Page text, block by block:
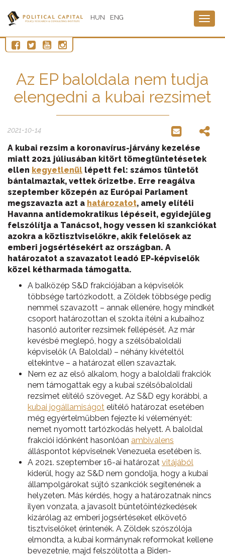
HUN ENG
Az EP baloldala nem tudja
elengedni a kubai rezsimet
2021-10-14
A kubai rezsim a koronavírus-járvány kezelése
miatt 2021 júliusában kitört tömegtüntetésetek
ellen kegyetlenül lépett fel: számos tüntetőt
bántalmaztak, vettek őrizetbe. Erre reagálva
szeptember közepén az Európai Parlament
megszavazta azt a határozatot, amely elítéli
Havanna antidemokratikus lépéseit, egyidejűleg
felszólítja a Tanácsot, hogy vessen ki szankciókat
azokra a köztisztviselőkre, akik felelősek az
emberi jogsértésekért az országban. A
határozatot a szavazatot leadó EP-képviselők
közel kétharmada támogatta.
A balközép S&D frakciójában a képviselők
többsége tartózkodott, a Zöldek többsége pedig
nemmel szavazott – annak ellenére, hogy mindkét
csoport határozottan el szokta ítélni a kubaihoz
hasonló autoriter rezsimek fellépését. Az már
kevésbé meglepő, hogy a szélsőbaloldali
képviselők (A Baloldal) – néhány kivételtől
eltekintve – a határozat ellen szavaztak.
Nem ez az első alkalom, hogy a baloldali frakciók
nem támogattak egy a kubai szélsőbaloldali
rezsimet elítélő szöveget. Az S&D egy korábbi, a
kubai jogállamiságot elítélő határozat esetében
még egyértelműbben fejezte ki véleményét:
nemet nyomott tartózkodás helyett. A baloldal
frakciói időnként hasonlóan ambivalens
álláspontot képviselnek Venezuela esetében is.
A 2021. szeptember 16-ai határozat vitájából
kiderül, hogy az S&D nem gondolja, hogy a kubai
állampolgárokat sújtó szankciók segítenének a
helyzeten. Más kérdés, hogy a határozatnak nincs
ilyen vonzata, a javasolt büntetőintézkedések
kizárólag az emberi jogsértéseket elkövető
tisztviselőket érintenék. A Zöldek szószólója
elmondta, a kubai kormánynak reformokat kellene
bevezetnie, majd felszólította a Biden-